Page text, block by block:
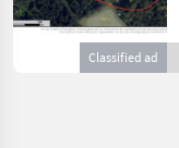
Classified ad